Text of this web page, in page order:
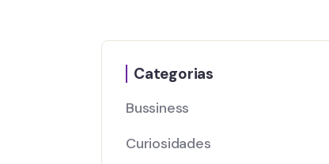
Categorias
Bussiness
Curiosidades